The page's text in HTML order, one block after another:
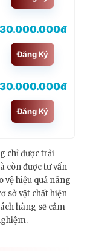
30.000.000đ
Đăng Ký
30.000.000đ
Đăng Ký
chỉ được trải
còn được tư vấn
vệ hiệu quả nâng
sở vật chất hiện
hàng sẽ cảm